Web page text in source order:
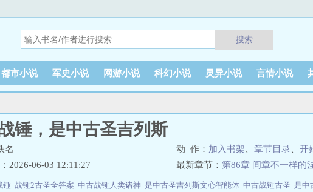
搜索
都市小说 军史小说 网游小说 科幻小说 灵异小说 言情小说
锤，是中古圣吉列斯
名 动 作： 加入书架 章节目录
开
2026-06-03 12:11:27
最新章节： 第86章 间章不一样的
锤 战锤2古圣全答案 中古战锤人类诸神 是中古圣吉列斯文心智能体 中古战锤古圣 是中